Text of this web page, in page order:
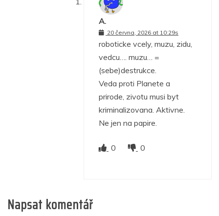
A.
20 června, 2026 at 10:29s
roboticke vcely, muzu, zidu,
vedcu…. muzu… =
(sebe)destrukce.
Veda proti Planete a
prirode, zivotu musi byt
kriminalizovana. Aktivne.
Ne jen na papire.
0 0
Napsat komentář